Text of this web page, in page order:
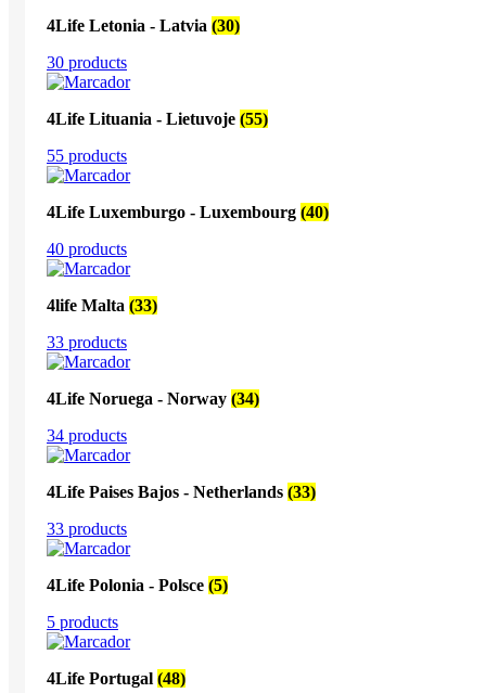
4Life Letonia - Latvia (30)
30 products
4Life Lituania - Lietuvoje (55)
55 products
4Life Luxemburgo - Luxembourg (40)
40 products
4life Malta (33)
33 products
4Life Noruega - Norway (34)
34 products
4Life Paises Bajos - Netherlands (33)
33 products
4Life Polonia - Polsce (5)
5 products
4Life Portugal (48)